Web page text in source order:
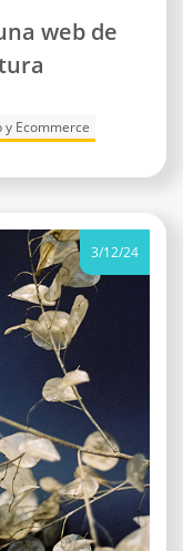
web de
y Ecommerce
3/12/24